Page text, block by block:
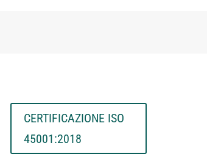
CERTIFICAZIONE ISO
45001:2018